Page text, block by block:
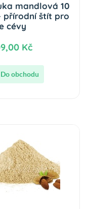
mandlová 10
přírodní štít pro
cévy
Kč
Do obchodu